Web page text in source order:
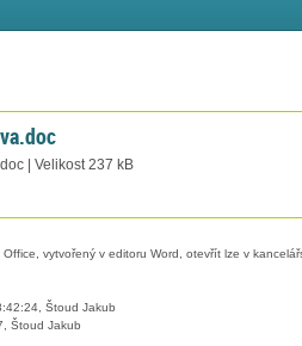
| Velikost 237 kB
vytvořený v editoru Word, otevřít lze v
Štoud Jakub
Štoud Jakub